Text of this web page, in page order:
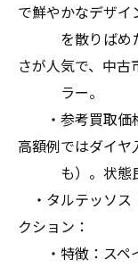
で鮮やかなデザイ
を散りばめた
さが人気で、中
ラー。
・参考買取価
高額例ではダイヤ
も）。状態良
・タルテッソス
クション：
・特徴：スペ